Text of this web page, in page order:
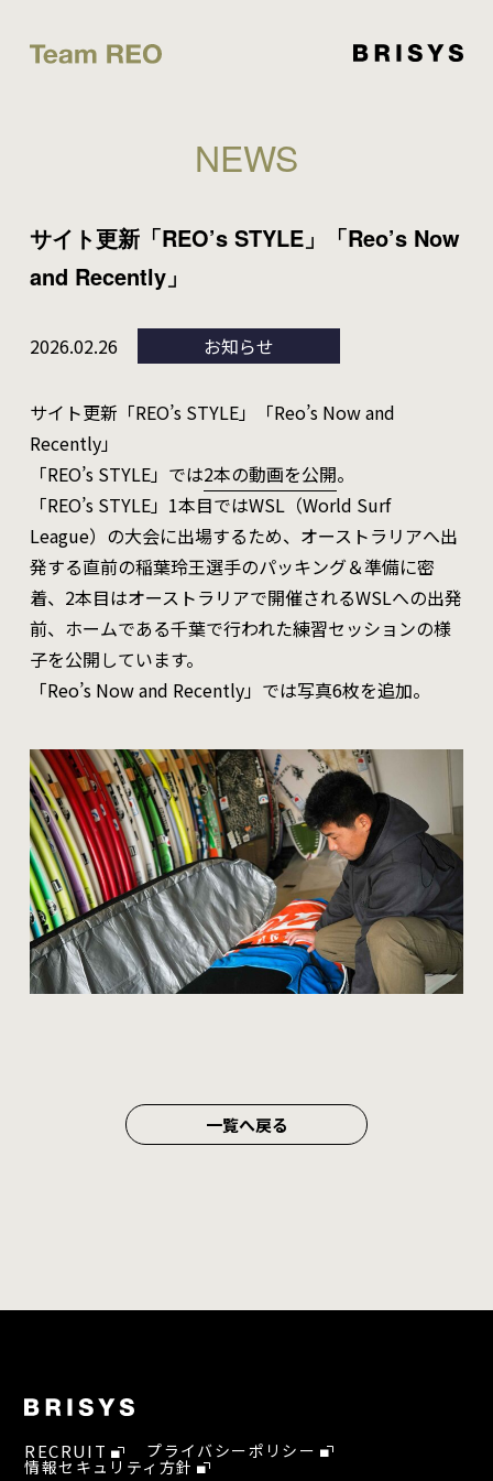
NEWS
サイト更新「REO’s STYLE」「Reo’s Now
and Recently」
2026.02.26 お知らせ
サイト更新「REO’s STYLE」「Reo’s Now and
Recently」
「REO’s STYLE」では2本の動画を公開。
「REO’s STYLE」1本目ではWSL（World Surf
League）の大会に出場するため、オーストラリアへ出
発する直前の稲葉玲王選手のパッキング＆準備に密
着、2本目はオーストラリアで開催されるWSLへの出発
前、ホームである千葉で行われた練習セッションの様
子を公開しています。
「Reo’s Now and Recently」では写真6枚を追加。
一覧へ戻る
RECRUIT プライバシーポリシー
情報セキュリティ方針